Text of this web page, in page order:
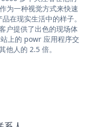
为一种视觉方式来快速
在现实生活中的样子。
户提供了出色的现场体
上的 powr 应用程序交
他人的 2.5 倍。